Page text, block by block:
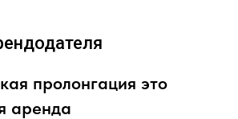
пролонгация это
аренда